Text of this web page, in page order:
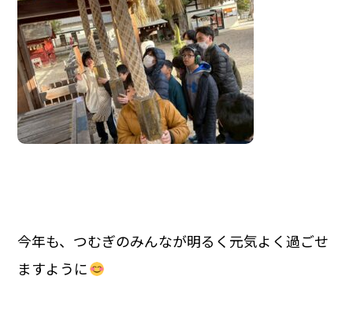
今年も、つむぎのみんなが明るく元気よく過ごせ
ますように